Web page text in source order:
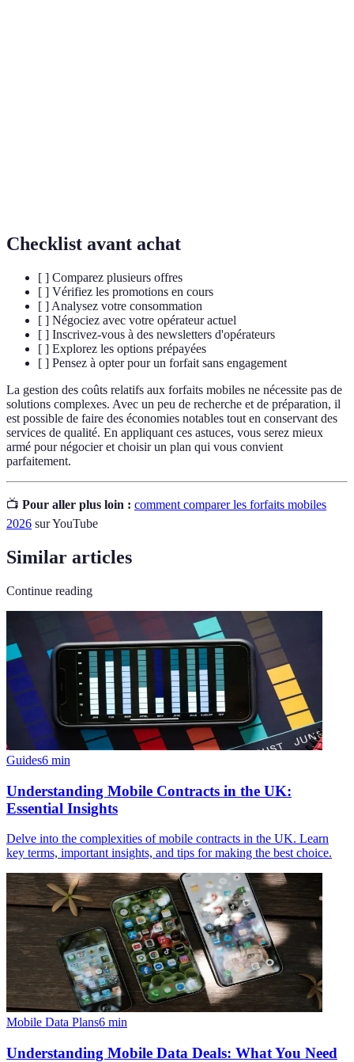
Checklist avant achat
[ ] Comparez plusieurs offres
[ ] Vérifiez les promotions en cours
[ ] Analysez votre consommation
[ ] Négociez avec votre opérateur actuel
[ ] Inscrivez-vous à des newsletters d'opérateurs
[ ] Explorez les options prépayées
[ ] Pensez à opter pour un forfait sans engagement
La gestion des coûts relatifs aux forfaits mobiles ne nécessite pas de
solutions complexes. Avec un peu de recherche et de préparation, il
est possible de faire des économies notables tout en conservant des
services de qualité. En appliquant ces astuces, vous serez mieux
armé pour négocier et choisir un plan qui vous convient
parfaitement.
📺 Pour aller plus loin : comment comparer les forfaits mobiles
2026 sur YouTube
Similar articles
Continue reading
Guides6 min
Understanding Mobile Contracts in the UK:
Essential Insights
Delve into the complexities of mobile contracts in the UK. Learn
key terms, important insights, and tips for making the best choice.
Mobile Data Plans6 min
Understanding Mobile Data Deals: What You Need